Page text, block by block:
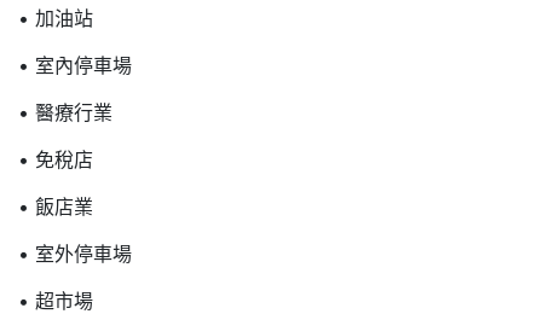
• 加油站
• 室內停車場
• 醫療行業
• 免稅店
• 飯店業
• 室外停車場
• 超市場